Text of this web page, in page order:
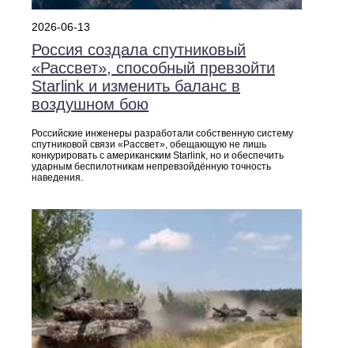
2026-06-13
Россия создала спутниковый
«Рассвет», способный превзойти
Starlink и изменить баланс в
воздушном бою
Российские инженеры разработали собственную систему
спутниковой связи «Рассвет», обещающую не лишь
конкурировать с американским Starlink, но и обеспечить
ударным беспилотникам непревзойдённую точность
наведения.